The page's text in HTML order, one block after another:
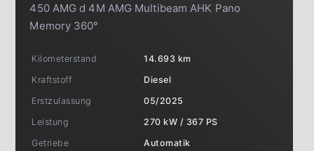
450 AMG d 4M AMG Multibeam AHK Pano
Memory 360°
Kilometerstand
14.693 km
Kraftstoff
Diesel
Erstzulassung
05/2025
Leistung
270 kW / 367 PS
Getriebe
Automatik